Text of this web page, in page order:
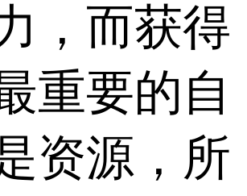
，而获得
重要的自
资源，所